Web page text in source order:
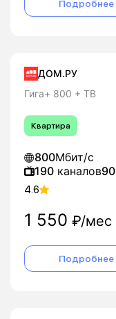
Подробнее
ДОМ.РУ
Гига+ 800 + ТВ
Квартира
800Мбит/с
190 каналов90
4.6
1 550 ₽/мес
Подробнее